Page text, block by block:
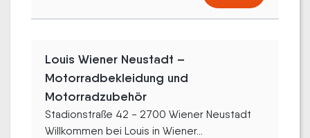
Louis Wiener Neustadt –
Motorradbekleidung und
Motorradzubehör
Stadionstraße 42 - 2700 Wiener Neustadt
Willkommen bei Louis in Wiener...